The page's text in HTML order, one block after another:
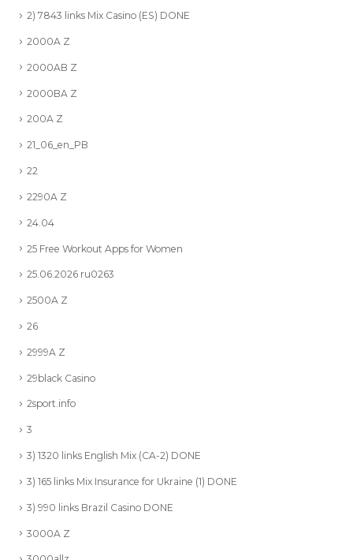
2) 7843 links Mix Casino (ES) DONE
2000A Z
2000AB Z
2000BA Z
200A Z
21_06_en_PB
22
2290A Z
24.04
25 Free Workout Apps for Women
25.06.2026 ru0263
2500A Z
26
2999A Z
29black Casino
2sport.info
3
3) 1320 links English Mix (CA-2) DONE
3) 165 links Mix Insurance for Ukraine (1) DONE
3) 990 links Brazil Casino DONE
3000A Z